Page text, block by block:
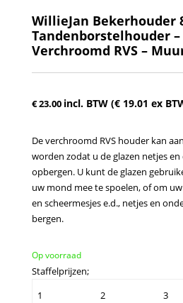
WillieJan Bekerhouder
Tandenborstelhouder –
Verchroomd RVS –
€23.00 incl. BTW (€19.01 ex
De verchroomd RVS houder kan
worden zodat u de glazen netjes
opbergen. U kunt de glazen
uw mond mee te spoelen, of om
en scheermesjes e.d., netjes en
bergen.
Op voorraad
Staffelprijzen;
1
2 3